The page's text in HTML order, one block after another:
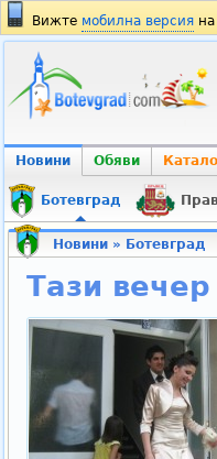
Вижте мобилна версия
Новини Обяви
Ботевград
Новини» Ботевград
Тази